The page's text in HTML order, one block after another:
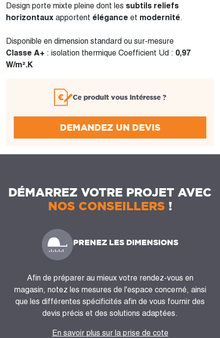
Design porte mixte pleine dont les subtils reliefs
horizontaux apportent élégance et modernité.
Disponible en dimension standard ou sur-mesure
Classe A+ : isolation thermique Coefficient Ud : 0,97
W/m².K
Ce produit vous intéresse ?
DEMANDEZ UN DEVIS
DÉMARREZ VOTRE PROJET AVEC
NOS CONSEILLERS !
PRENEZ LES DIMENSIONS
Afin de préparer au mieux votre rendez-vous en
magasin, notez les mesures de l'espace concerné, ainsi
que les différentes spécificités afin de vous fournir des
devis précis et des solutions adaptées.
En savoir plus sur la prise de cote